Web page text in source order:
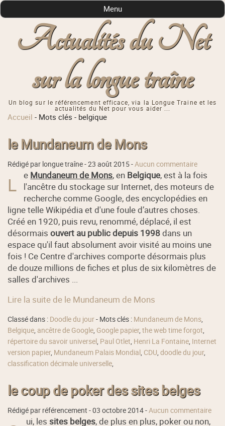
Actualités du Net
sur la longue traîne
Un blog sur le référencement efficace, via la Longue Traine et les
actualités du Net pour vous aider ...
Menu
Accueil - Mots clés - belgique
le Mundaneum de Mons
Rédigé par longue traîne -23 août 2015-Aucun commentaire
L e Mundaneum de Mons, en Belgique, est à la fois
l'ancêtre du stockage sur Internet, des moteurs de
recherche comme Google, des encyclopédies en
ligne telle Wikipédia et d'une foule d’autres choses.
Créé en 1920, puis revu, renommé, déplacé, il est
désormaisouvert au public depuis 1998dans un
espace qu'il faut absolument avoir visité au moins une
fois ! Ce Centre d'archives comporte désormais plus
de douze millions de fiches et plus de six kilomètres de
salles d'archives ...
Lire la suite de le Mundaneum de Mons
Classé dans : Doodle du jour- Mots clés : Mundaneum de Mons,
Belgique, ancêtre de Google, Google papier,the web time forgot,
répertoire du savoir universel , Paul Otlet, Henri La Fontaine, Internet
version papier, Mundaneum Palais Mondial , CDU,doodle du jour,
classification décimale universelle,
le coup de poker des sites belges
Rédigé par référencement -03 octobre 2014-Aucun commentaire
ui, les sites belges, de plus en plus, poker ou non,